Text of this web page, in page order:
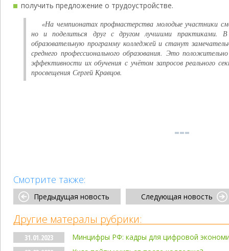
получить предложение о трудоустройстве.
«На чемпионатах профмастерства молодые участники
но и поделиться друг с другом лучшими практиками.
образовательную программу колледжей и станут
среднего профессионального образования. Это
эффективности их обучения с учётом запросов реального
просвещения Сергей Кравцов.
Смотрите также:
Предыдущая новость Следующая новость
Другие матералы рубрики:
31.01.2023
Минцифры РФ: кадры для цифровой